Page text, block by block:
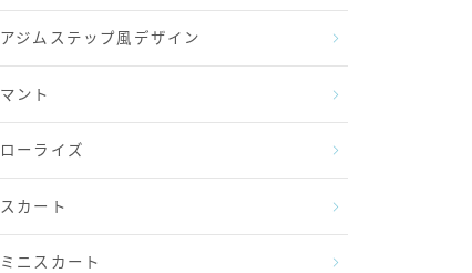
アジムステップ風デザイン
マント
ローライズ
スカート
ミニスカート